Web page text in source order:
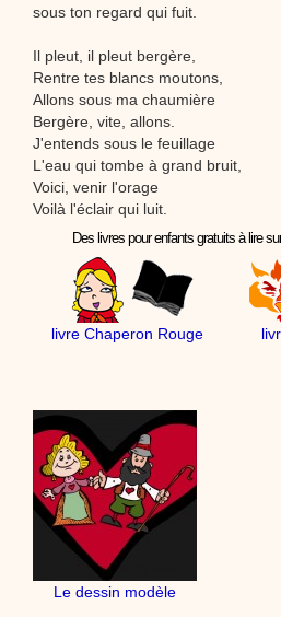
sous ton regard qui fuit.
Il pleut, il pleut bergère,
Rentre tes blancs moutons,
Allons sous ma chaumière
Bergère, vite, allons.
J'entends sous le feuillage
L'eau qui tombe à grand bruit,
Voici, venir l'orage
Voilà l'éclair qui luit.
Des livres pour enfants gratuits à lire
livre Chaperon Rouge
Le dessin modèle